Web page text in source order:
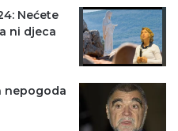
Nećete
ni djeca
nepogoda